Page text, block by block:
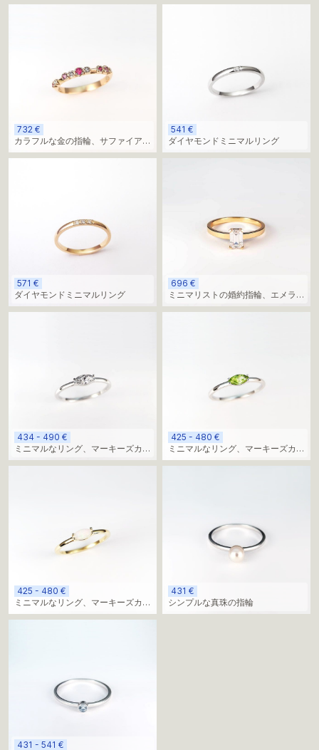
732 €
カラフルな金の指輪、サファイアと
ダイヤモンド
541 €
ダイヤモンドミニマルリング
571 €
ダイヤモンドミニマルリング
696 €
ミニマリストの婚約指輪、エメラル
ドまたはスクエア
434 - 490 €
ミニマルなリング、マーキーズカッ
トのラボグロウンダイヤモンド
425 - 480 €
ミニマルなリング、マーキーズカッ
トのラボグロウンダイヤモンド
425 - 480 €
ミニマルなリング、マーキーズカッ
トのラボグロウンダイヤモンド
431 €
シンプルな真珠の指輪
431 - 541 €